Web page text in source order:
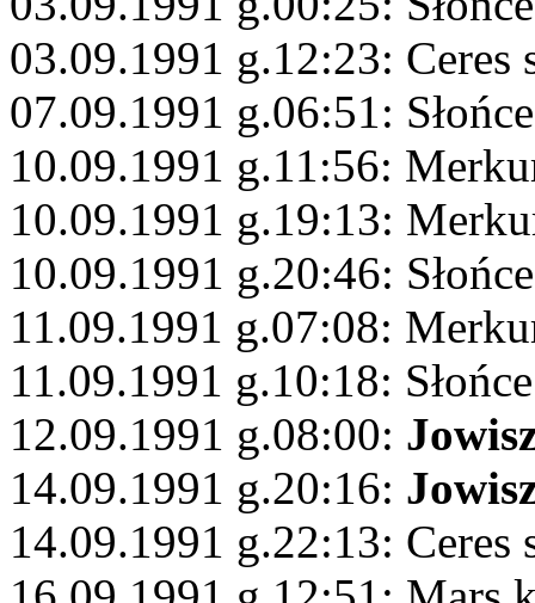
03.09.1991 g.12:23: Ceres
07.09.1991 g.06:51:
10.09.1991 g.11:56:
10.09.1991 g.19:13:
10.09.1991 g.20:46:
11.09.1991 g.07:08:
11.09.1991 g.10:18:
12.09.1991 g.08:00:
14.09.1991 g.20:16:
14.09.1991 g.22:13: Ceres